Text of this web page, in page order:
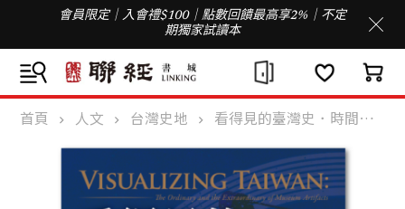
會員限定｜入會禮$100｜點數回饋最高享2%｜不定
期獨家試讀本
首頁 人文 台灣史地 看得見的臺灣史．時間篇：30件文物裡的日常與非常